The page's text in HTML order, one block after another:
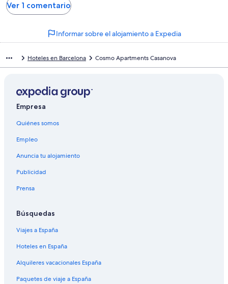
Ver 1 comentario
Informar sobre el alojamiento a Expedia
Hoteles en Barcelona Cosmo Apartments Casanova
Empresa
Quiénes somos
Empleo
Anuncia tu alojamiento
Publicidad
Prensa
Búsquedas
Viajes a España
Hoteles en España
Alquileres vacacionales España
Paquetes de viaje a España